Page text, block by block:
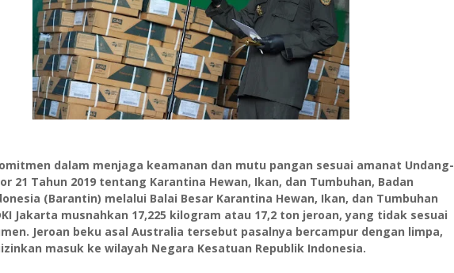
dalam menjaga keamanan dan mutu pangan sesuai amanat Undang-
21 Tahun 2019 tentang Karantina Hewan, Ikan, dan Tumbuhan, Badan
(Barantin) melalui Balai Besar Karantina Hewan, Ikan, dan Tumbuhan
Jakarta musnahkan 17,225 kilogram atau 17,2 ton jeroan, yang tidak sesuai
Jeroan beku asal Australia tersebut pasalnya bercampur dengan limpa,
masuk ke wilayah Negara Kesatuan Republik Indonesia.